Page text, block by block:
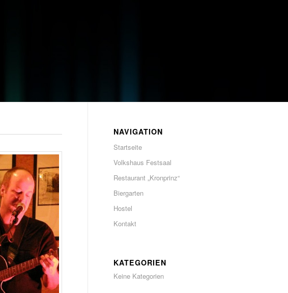
NAVIGATION
Startseite
Volkshaus Festsaal
Restaurant „Kronprinz“
Biergarten
Hostel
Kontakt
KATEGORIEN
Keine Kategorien